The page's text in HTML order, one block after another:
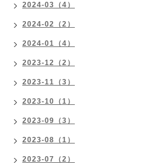
2024-03（4）
2024-02（2）
2024-01（4）
2023-12（2）
2023-11（3）
2023-10（1）
2023-09（3）
2023-08（1）
2023-07（2）